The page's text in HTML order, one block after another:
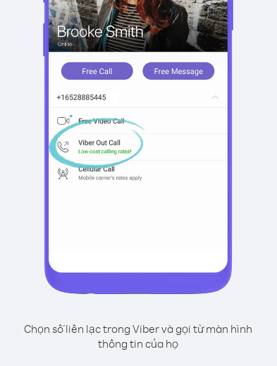
Chọn số liên lạc trong Viber và gọi từ màn hình
thông tin của họ